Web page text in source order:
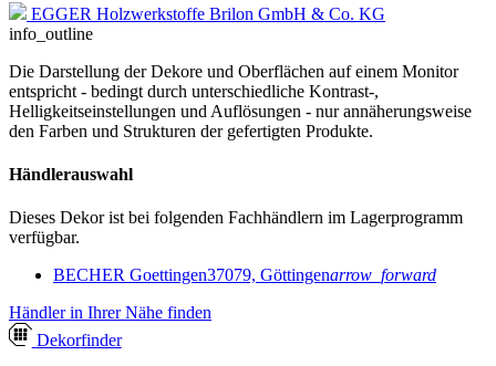
EGGER Holzwerkstoffe Brilon GmbH & Co. KG
info_outline
Die Darstellung der Dekore und Oberflächen auf einem Monitor
entspricht - bedingt durch unterschiedliche Kontrast-,
Helligkeitseinstellungen und Auflösungen - nur annäherungsweise
den Farben und Strukturen der gefertigten Produkte.
Händlerauswahl
Dieses Dekor ist bei folgenden Fachhändlern im Lagerprogramm
verfügbar.
BECHER Goettingen37079, Göttingenarrow_forward
Händler in Ihrer Nähe finden
Dekorfinder